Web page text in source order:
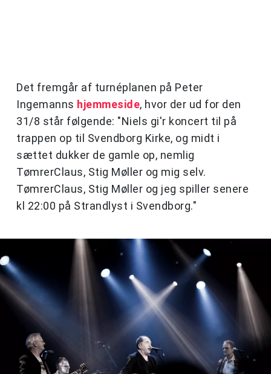
Det fremgår af turnéplanen på Peter
Ingemanns hjemmeside, hvor der ud for den
31/8 står følgende: "Niels gi'r koncert til på
trappen op til Svendborg Kirke, og midt i
sættet dukker de gamle op, nemlig
TømrerClaus, Stig Møller og mig selv.
TømrerClaus, Stig Møller og jeg spiller senere
kl 22:00 på Strandlyst i Svendborg."